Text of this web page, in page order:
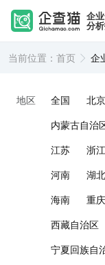
企
分
当前位置： 首页 企
地区 全国 北
内蒙古自治
江苏
浙江
河南
湖北
海南
重
西藏自治区
宁夏回族自